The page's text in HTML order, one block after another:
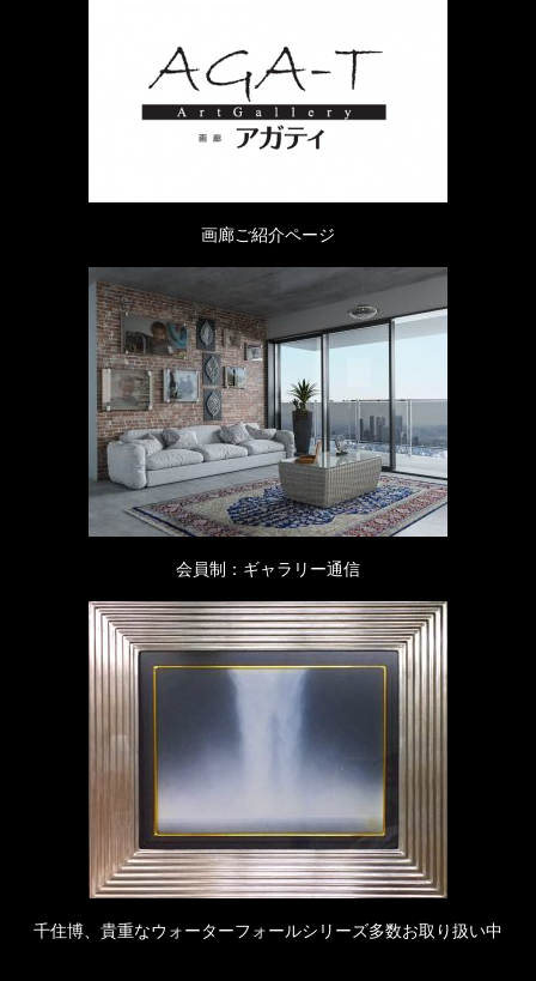
画廊ご紹介ページ
会員制：ギャラリー通信
千住博、貴重なウォーターフォールシリーズ多数お取り扱い中